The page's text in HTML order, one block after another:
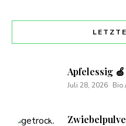
Apfelessig
Juli 28, 2026 Bio